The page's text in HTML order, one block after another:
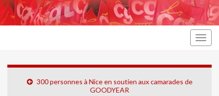
300 personnes à Nice en soutien aux camarades de
GOODYEAR